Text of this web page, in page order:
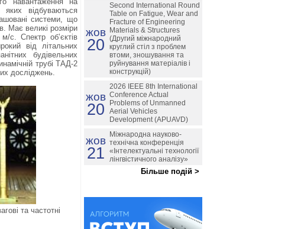
жов
20
Second International Round
Table on Fatigue, Wear and
Fracture of Engineering
Materials & Structures
(Другий міжнародний
круглий стіл з проблем
втоми, зношування та
руйнування матеріалів і
конструкцій)
жов
20
2026 IEEE 8th International
Conference Actual
Problems of Unmanned
Aerial Vehicles
Development (APUAVD)
жов
21
Міжнародна науково-
технічна конференція
«Інтелектуальні технології
лінгвістичного аналізу»
Більше подій >
відбуваються
системи, що
Має великі розміри
с. Спектр об’єктів
від літальних
будівельних
трубі ТАД-2
досліджень.
та частотні